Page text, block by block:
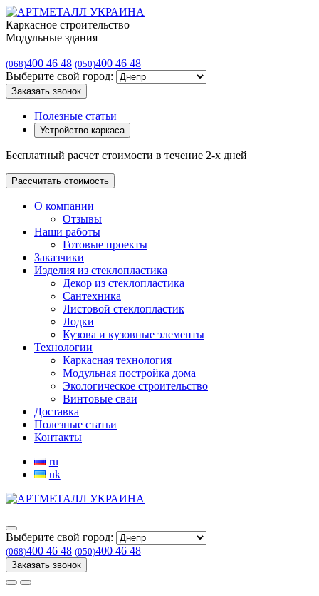
Каркасное строительство
Модульные здания
(068)400 46 48 (050)400 46 48
Выберите свой город:
Заказать звонок
Полезные статьи
Устройство каркаса
Бесплатный расчет стоимости в течение 2-х дней
Рассчитать стоимость
О компании
Отзывы
Наши работы
Готовые проекты
Заказчики
Изделия из стеклопластика
Декор из стеклопластика
Сантехника
Листовой стеклопластик
Лодки
Кузова и кузовные элементы
Технологии
Каркасная технология
Модульная постройка дома
Экологическое строительство
Винтовые сваи
Доставка
Полезные статьи
Контакты
ru
uk
Выберите свой город:
(068)400 46 48 (050)400 46 48
Заказать звонок